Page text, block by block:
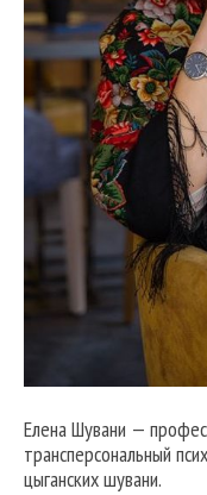
Елена Шувани —
трансперсональный
цыганских шувани.